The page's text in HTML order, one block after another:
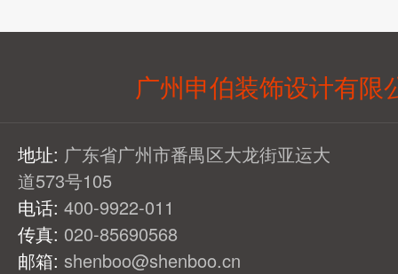
广州申伯装饰设计有限
地址: 广东省广州市番禺区大龙街亚运大
道573号105
电话: 400-9922-011
传真: 020-85690568
邮箱: shenboo@shenboo.cn